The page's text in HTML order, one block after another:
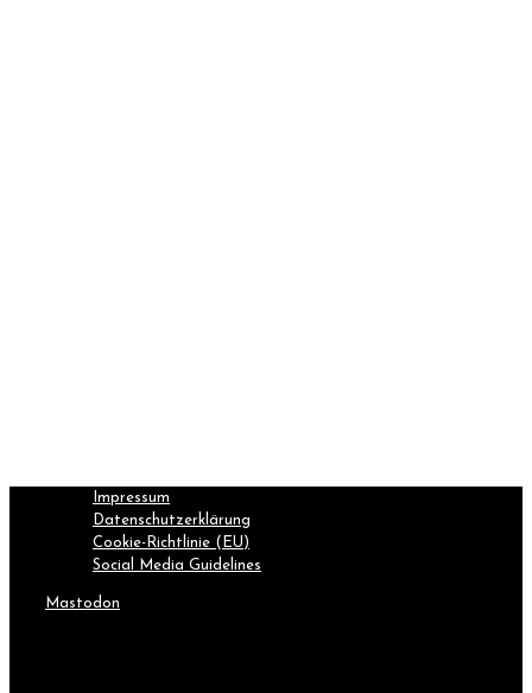
Impressum
Datenschutzerklärung
Cookie-Richtlinie (EU)
Social Media Guidelines
Mastodon